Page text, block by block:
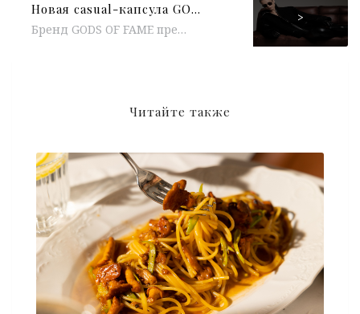
Новая casual-капсула GODS OF FAME
Бренд GODS OF FAME представил новинки из casual-капсулы. В линейке можно встретить изделия из натуральной кожи, бомберы из шерсти с...
>
Читайте также